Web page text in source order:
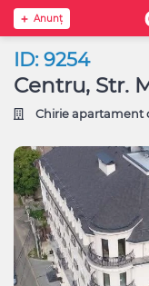
Anunţ
ID: 9254
Centru, Str.
Chirie apartament